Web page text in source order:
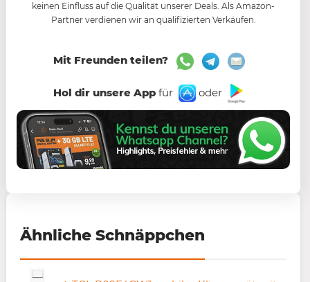
keinen Einfluss auf die Qualität unserer Deals. Als Amazon-
Partner verdienen wir an qualifizierten Verkäufen.
Mit Freunden teilen?
Hol dir unsere Appfür oder
Ähnliche Schnäppchen